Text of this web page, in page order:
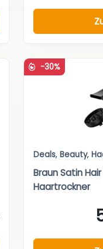
-30%
Deals, Beauty,
Braun Satin
Haartrockner